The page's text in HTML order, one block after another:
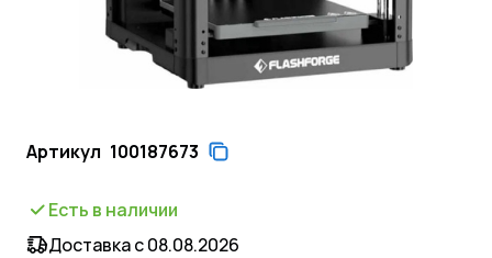
Артикул 100187673
Есть в наличии
Доставка с 08.08.2026